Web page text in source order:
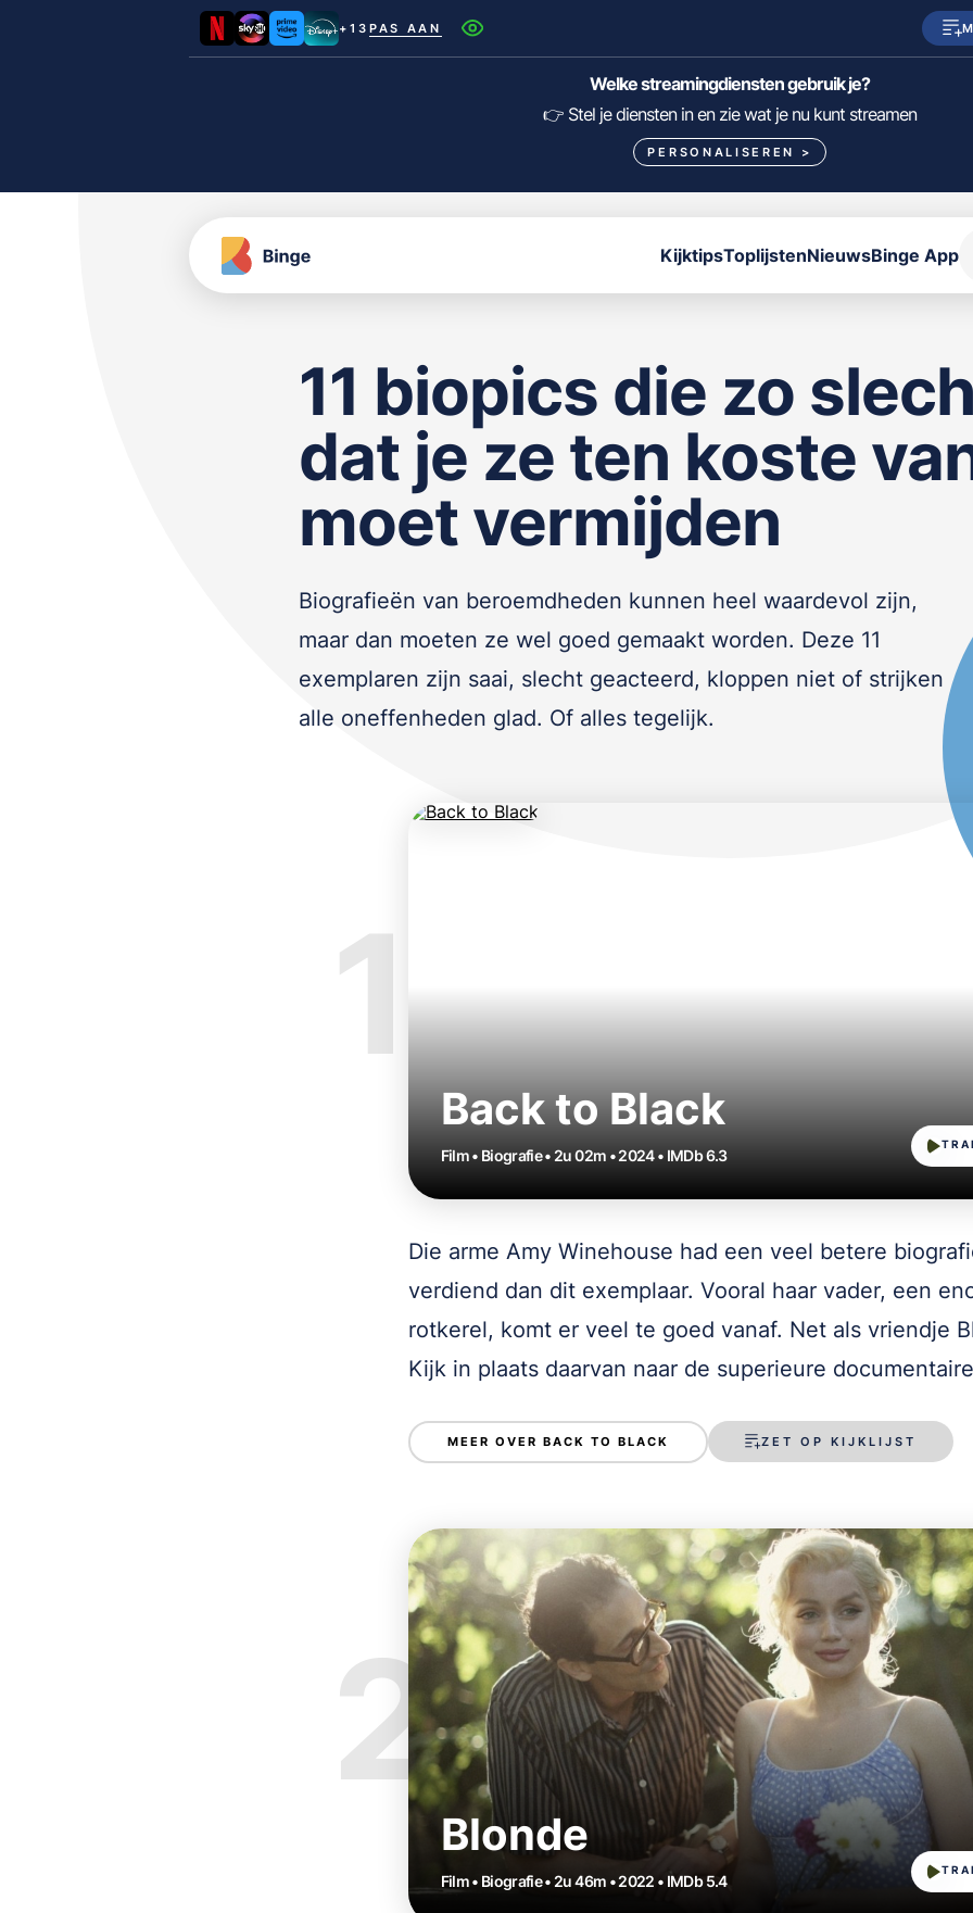
+13 PAS AAN
Netflix SkyShowtime Prime Video
HBO Max NPO Start
Pathé Thuis
Welke streamingdiensten gebruik je?
👉 Stel je diensten in en zie wat je nu kunt streamen
PERSONALISEREN >
KijktipsToplijstenNieuwsBinge App
11 biopics die zo
dat je ze ten koste
moet vermijden
Biografieën van beroemdheden kunnen heel waardevol zijn,
maar dan moeten ze wel goed gemaakt worden. Deze 11
exemplaren zijn saai, slecht geacteerd, kloppen niet of strijken
alle oneffenheden glad. Of alles tegelijk.
1
Back to Black
Film • Biografie • 2u 02m • 2024 • IMDb 6.3
Die arme Amy Winehouse had een veel betere
verdiend dan dit exemplaar. Vooral haar vader, een
rotkerel, komt er veel te goed vanaf. Net als vriendje
Kijk in plaats daarvan naar de superieure
MEER OVER BACK TO BLACK ZET OP KIJKLIJST
2
Blonde
Film • Biografie • 2u 46m • 2022 • IMDb 5.4